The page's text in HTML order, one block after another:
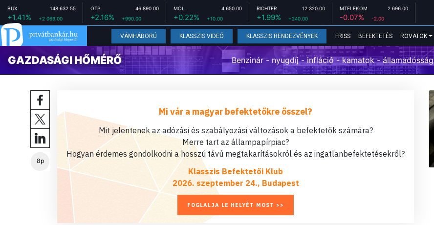
BUX 148 632.55
+1.41% +2 069.00
OTP 46 890.00
+2.16% +990.00
MOL 4 650.00
+0.22% +10.00
RICHTER 12 320.00
+1.99% +240.00
MTELEKOM 2 696.00
-0.07% -2.00
VÁMHÁBORÚ KLASSZIS VIDEÓ KLASSZIS RENDEZVÉNYEK FRISS BEFEKTETÉS ROVATOK
GAZDASÁGI HŐMÉRŐ Benzinár - nyugdíj - infláció - kamatok - államadósság
8p
Mi vár a magyar befektetőkre ősszel?
Mit jelentenek az adózási és szabályozási változások a befektetők számára?
Merre tart az állampapírpiac?
Hogyan érdemes gondolkodni a hosszú távú megtakarításokról és az ingatlanbefektetésekről?
Klasszis Befektetői Klub
2026. szeptember 24., Budapest
FOGLALJA LE HELYÉT MOST >>